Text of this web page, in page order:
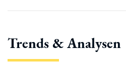
Trends & Analysen